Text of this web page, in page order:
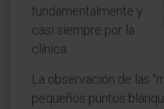
fundamentalmente y
casi siempre por la
clínica.
La observación de las
pequeños puntos